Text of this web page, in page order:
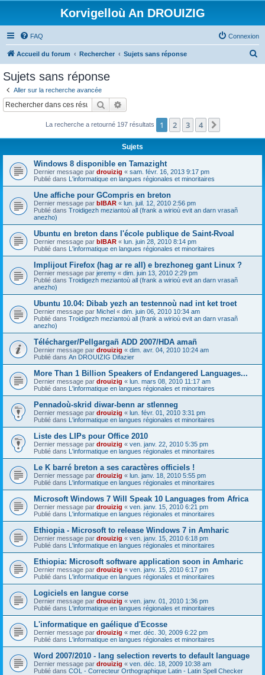
Korvigelloù An DROUIZIG
FAQ Connexion
Accueil du forum Rechercher Sujets sans réponse
c
Sujets sans réponse
Aller sur la recherche avancée
Rechercher
La recherche a retourné 197 résultats 1 2 3 4
Sujets
Windows 8 disponible en Tamazight
Dernier message par drouizig « sam. févr. 16, 2013 9:17 pm
Publié dans L'informatique en langues régionales et minoritaires
Une affiche pour GCompris en breton
Dernier message par bIBAR « lun. juil. 12, 2010 2:56 pm
Publié dans Troidigezh meziantoù all (frank a wirioù evit an darn vrasañ
anezho)
Ubuntu en breton dans l'école publique de Saint-Rvoal
Dernier message par bIBAR « lun. juin 28, 2010 8:14 pm
Publié dans L'informatique en langues régionales et minoritaires
Implijout Firefox (hag ar re all) e brezhoneg gant Linux ?
Dernier message par jeremy « dim. juin 13, 2010 2:29 pm
Publié dans Troidigezh meziantoù all (frank a wirioù evit an darn vrasañ
anezho)
Ubuntu 10.04: Dibab yezh an testennoù nad int ket troet
Dernier message par Michel « dim. juin 06, 2010 10:34 am
Publié dans Troidigezh meziantoù all (frank a wirioù evit an darn vrasañ
anezho)
Télécharger/Pellgargañ ADD 2007/HDA amañ
Dernier message par drouizig « dim. avr. 04, 2010 10:24 am
Publié dans An DROUIZIG Difazier
More Than 1 Billion Speakers of Endangered Languages...
Dernier message par drouizig « lun. mars 08, 2010 11:17 am
Publié dans L'informatique en langues régionales et minoritaires
Pennadoù-skrid diwar-benn ar stlenneg
Dernier message par drouizig « lun. févr. 01, 2010 3:31 pm
Publié dans L'informatique en langues régionales et minoritaires
Liste des LIPs pour Office 2010
Dernier message par drouizig « ven. janv. 22, 2010 5:35 pm
Publié dans L'informatique en langues régionales et minoritaires
Le K barré breton a ses caractères officiels !
Dernier message par drouizig « lun. janv. 18, 2010 5:55 pm
Publié dans L'informatique en langues régionales et minoritaires
Microsoft Windows 7 Will Speak 10 Languages from Africa
Dernier message par drouizig « ven. janv. 15, 2010 6:21 pm
Publié dans L'informatique en langues régionales et minoritaires
Ethiopia - Microsoft to release Windows 7 in Amharic
Dernier message par drouizig « ven. janv. 15, 2010 6:18 pm
Publié dans L'informatique en langues régionales et minoritaires
Ethiopia: Microsoft software application soon in Amharic
Dernier message par drouizig « ven. janv. 15, 2010 6:17 pm
Publié dans L'informatique en langues régionales et minoritaires
Logiciels en langue corse
Dernier message par drouizig « ven. janv. 01, 2010 1:36 pm
Publié dans L'informatique en langues régionales et minoritaires
L'informatique en gaélique d'Ecosse
Dernier message par drouizig « mer. déc. 30, 2009 6:22 pm
Publié dans L'informatique en langues régionales et minoritaires
Word 2007/2010 - lang selection reverts to default language
Dernier message par drouizig « ven. déc. 18, 2009 10:38 am
Publié dans COL - Correcteur Orthographique Latin - Latin Spell Checker